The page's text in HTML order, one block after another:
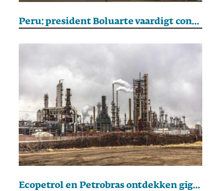
Peru: president Boluarte vaardigt controversiële amnestiewet uit
Ecopetrol en Petrobras ontdekken gigantisch gasveld in Colombia